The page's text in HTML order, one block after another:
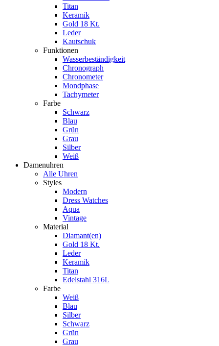
Titan
Keramik
Gold 18 Kt.
Leder
Kautschuk
Funktionen
Wasserbeständigkeit
Chronograph
Chronometer
Mondphase
Tachymeter
Farbe
Schwarz
Blau
Grün
Grau
Silber
Weiß
Damenuhren
Alle Uhren
Styles
Modern
Dress Watches
Aqua
Vintage
Material
Diamant(en)
Gold 18 Kt.
Leder
Keramik
Titan
Edelstahl 316L
Farbe
Weiß
Blau
Silber
Schwarz
Grün
Grau